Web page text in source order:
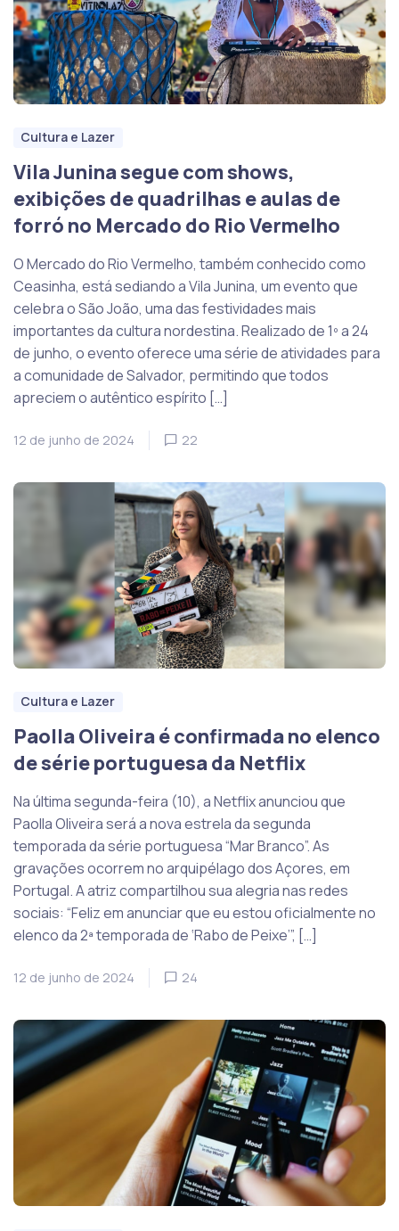
Cultura e Lazer
Vila Junina segue com shows,
exibições de quadrilhas e aulas de
forró no Mercado do Rio Vermelho
O Mercado do Rio Vermelho, também conhecido como
Ceasinha, está sediando a Vila Junina, um evento que
celebra o São João, uma das festividades mais
importantes da cultura nordestina. Realizado de 1º a 24
de junho, o evento oferece uma série de atividades para
a comunidade de Salvador, permitindo que todos
apreciem o autêntico espírito […]
12 de junho de 2024 22
Cultura e Lazer
Paolla Oliveira é confirmada no elenco
de série portuguesa da Netflix
Na última segunda-feira (10), a Netflix anunciou que
Paolla Oliveira será a nova estrela da segunda
temporada da série portuguesa “Mar Branco”. As
gravações ocorrem no arquipélago dos Açores, em
Portugal. A atriz compartilhou sua alegria nas redes
sociais: “Feliz em anunciar que eu estou oficialmente no
elenco da 2ª temporada de ‘Rabo de Peixe’”, […]
12 de junho de 2024 24